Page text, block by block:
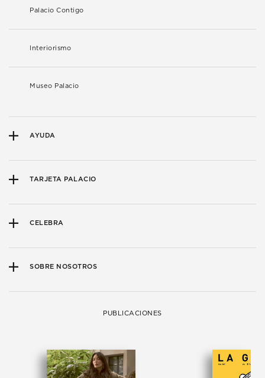
Palacio Contigo
Interiorismo
Museo Palacio
AYUDA
TARJETA PALACIO
CELEBRA
SOBRE NOSOTROS
PUBLICACIONES